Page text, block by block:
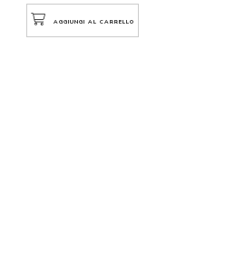
AGGIUNGI AL CARRELLO